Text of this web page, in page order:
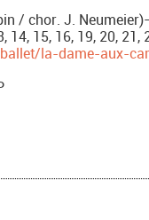
/ chor. J.
14, 15, 16, 19, 20,
la-dame-aux-